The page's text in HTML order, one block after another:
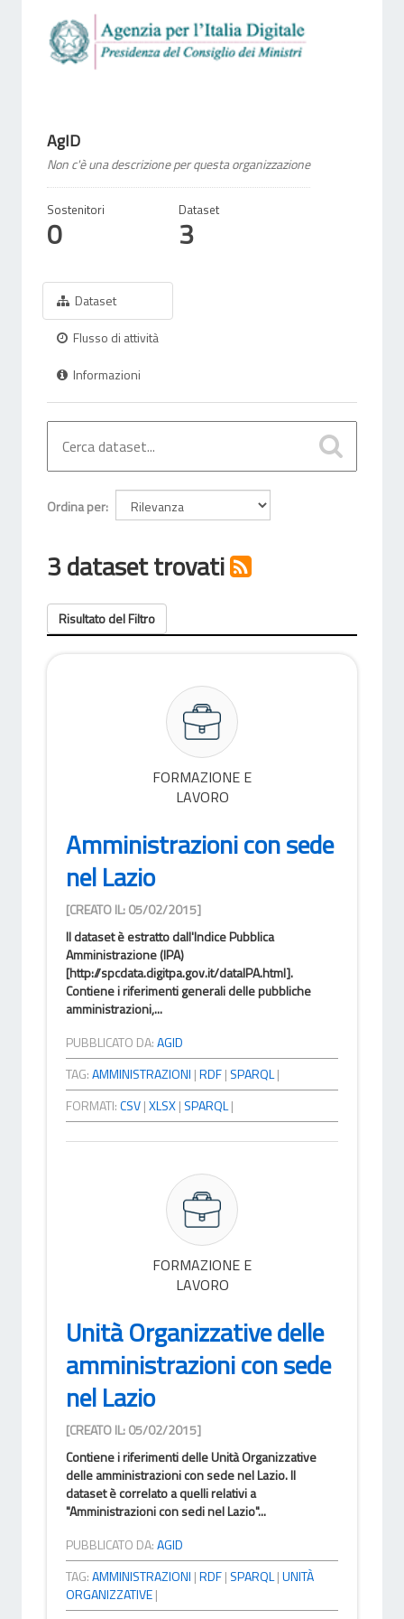
AgID
Non c'è una descrizione per questa organizzazione
Sostenitori
0
Dataset
3
Dataset
Flusso di attività
Informazioni
Ordina per
3 dataset trovati
Risultato del Filtro
FORMAZIONE E
LAVORO
Amministrazioni con sede
nel Lazio
[CREATO IL: 05/02/2015]
Il dataset è estratto dall'Indice Pubblica
Amministrazione (IPA)
[http://spcdata.digitpa.gov.it/dataIPA.html].
Contiene i riferimenti generali delle pubbliche
amministrazioni,...
PUBBLICATO DA:AGID
TAG:AMMINISTRAZIONI |RDF| SPARQL|
FORMATI:CSV|XLSX| SPARQL|
FORMAZIONE E
LAVORO
Unità Organizzative delle
amministrazioni con sede
nel Lazio
[CREATO IL: 05/02/2015]
Contiene i riferimenti delle Unità Organizzative
delle amministrazioni con sede nel Lazio. Il
dataset è correlato a quelli relativi a
"Amministrazioni con sedi nel Lazio"...
PUBBLICATO DA:AGID
TAG:AMMINISTRAZIONI |RDF| SPARQL|UNITÀ
ORGANIZZATIVE|